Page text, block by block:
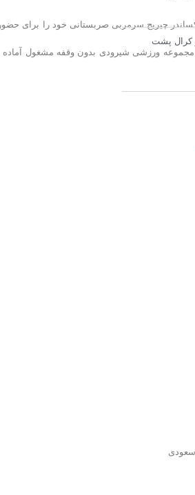
چیریج سرمربی صربستانی خود را برای
صبح و عصر در استخر بین المللی ۹دی مجموعه ورزشی شیرودی
عباسی به فینال ۵۰ متر کرال پشت